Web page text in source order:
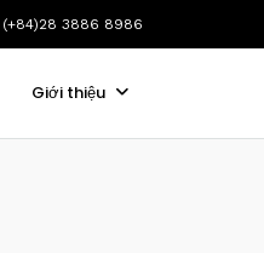
(+84)28 3886 8986
Giới thiệu